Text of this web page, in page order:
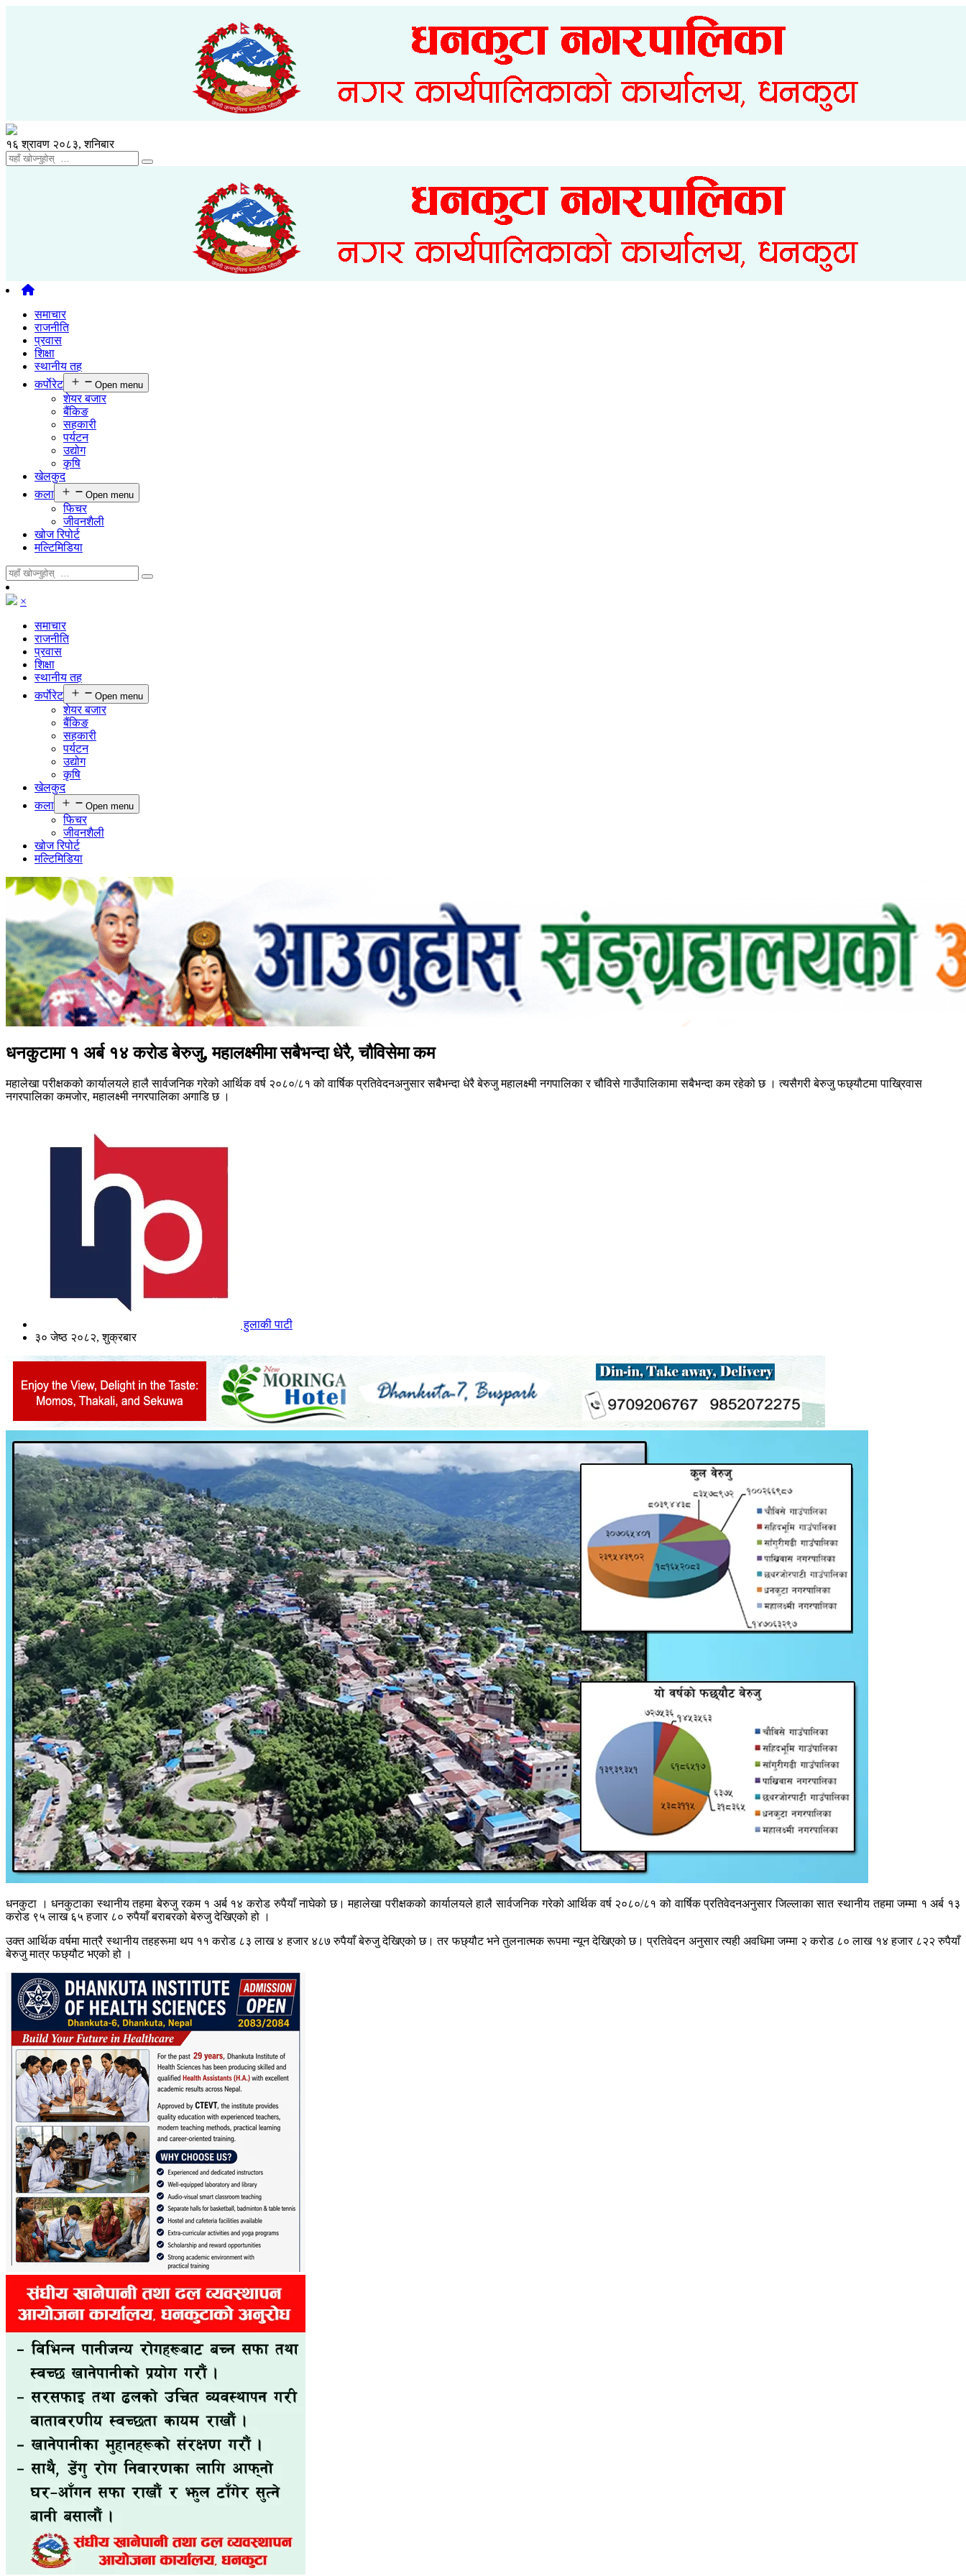
१६ श्रावण २०८३, शनिबार
समाचार
राजनीति
प्रवास
शिक्षा
स्थानीय तह
कर्पाेरेट
Open menu
शेयर बजार
बैंकिङ
सहकारी
पर्यटन
उद्योग
कृषि
खेलकुद
कला
Open menu
फिचर
जीवनशैली
खोज रिपोर्ट
मल्टिमिडिया
×
समाचार
राजनीति
प्रवास
शिक्षा
स्थानीय तह
कर्पाेरेट
Open menu
शेयर बजार
बैंकिङ
सहकारी
पर्यटन
उद्योग
कृषि
खेलकुद
कला
Open menu
फिचर
जीवनशैली
खोज रिपोर्ट
मल्टिमिडिया
धनकुटामा १ अर्ब १४ करोड बेरुजु, महालक्ष्मीमा सबैभन्दा धेरै, चौविसेमा कम
महालेखा परीक्षकको कार्यालयले हालै सार्वजनिक गरेको आर्थिक वर्ष २०८०/८१ को वार्षिक प्रतिवेदनअनुसार सबैभन्दा धेरै बेरुजु महालक्ष्मी नगपालिका र चौविसे गाउँपालिकामा सबैभन्दा कम रहेको छ । त्यसैगरी बेरुजु फछ्यौटमा पाख्रिवास
नगरपालिका कमजोर, महालक्ष्मी नगरपालिका अगाडि छ ।
हुलाकी पाटी
३० जेष्ठ २०८२, शुक्रबार
धनकुटा । धनकुटाका स्थानीय तहमा बेरुजु रकम १ अर्ब १४ करोड रुपैयाँ नाघेको छ। महालेखा परीक्षकको कार्यालयले हालै सार्वजनिक गरेको आर्थिक वर्ष २०८०/८१ को वार्षिक प्रतिवेदनअनुसार जिल्लाका सात स्थानीय तहमा जम्मा १ अर्ब १३
करोड ९५ लाख ६५ हजार ८० रुपैयाँ बराबरको बेरुजु देखिएको हो ।
उक्त आर्थिक वर्षमा मात्रै स्थानीय तहहरूमा थप ११ करोड ८३ लाख ४ हजार ४८७ रुपैयाँ बेरुजु देखिएको छ। तर फछ्यौट भने तुलनात्मक रूपमा न्यून देखिएको छ। प्रतिवेदन अनुसार त्यही अवधिमा जम्मा २ करोड ८० लाख १४ हजार ८२२ रुपैयाँ
बेरुजु मात्र फछ्यौट भएको हो ।